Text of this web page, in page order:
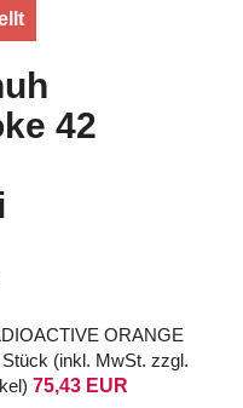
42
ORANGE
(inkl. MwSt. zzgl.
) 75,43 EUR